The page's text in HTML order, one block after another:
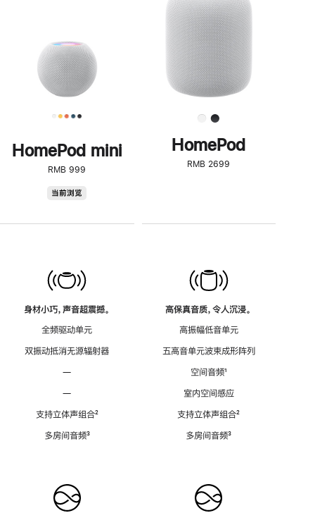
HomePod mini
RMB 999
当前浏览
身材小巧，声音超震撼。
全频驱动单元
双振动抵消无源辐射器
—
—
支持立体声组合脚
²
多房间音频脚
³
了
解
HomePod<
HomePod
RMB 2699
高保真音质，令人沉浸。
高振幅低音单元
五高音单元波束成形阵列
空间音频脚
¹
室内空间感应
支持立体声组合脚
²
多房间音频脚
³